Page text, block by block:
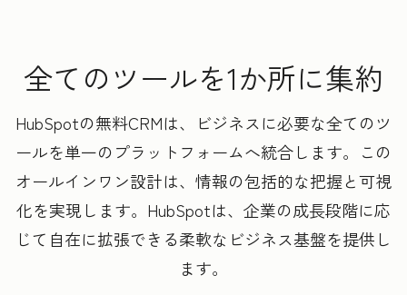
全てのツールを1か所に集約
HubSpotの無料CRMは、ビジネスに必要な全てのツ
ールを単一のプラットフォームへ統合します。この
オールインワン設計は、情報の包括的な把握と可視
化を実現します。HubSpotは、企業の成長段階に応
じて自在に拡張できる柔軟なビジネス基盤を提供し
ます。